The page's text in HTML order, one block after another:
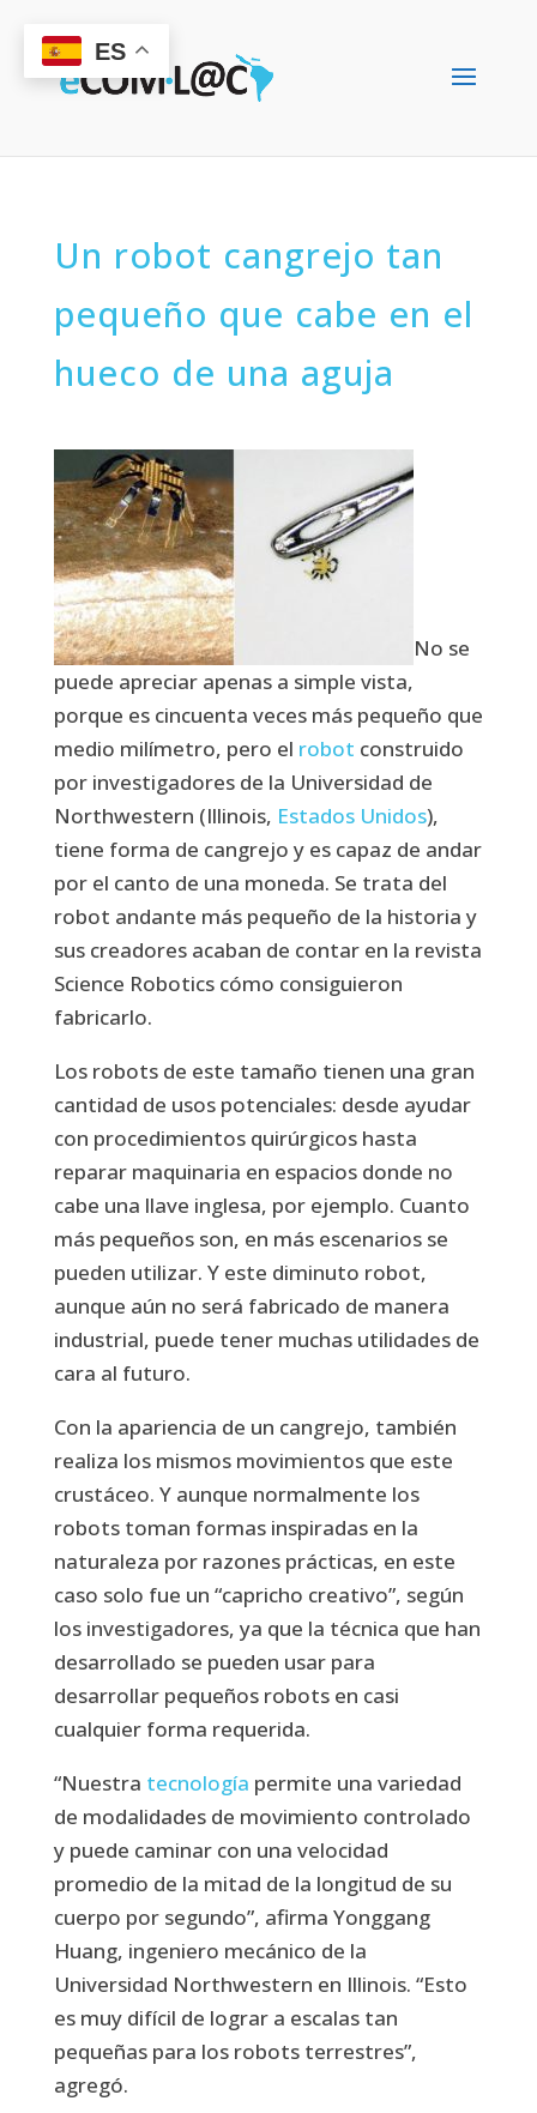
Un robot cangrejo tan
pequeño que cabe en el
hueco de una aguja
No se
puede apreciar apenas a simple vista,
porque es cincuenta veces más pequeño que
medio milímetro, pero el robot construido
por investigadores de la Universidad de
Northwestern (Illinois, Estados Unidos),
tiene forma de cangrejo y es capaz de andar
por el canto de una moneda. Se trata del
robot andante más pequeño de la historia y
sus creadores acaban de contar en la revista
Science Robotics cómo consiguieron
fabricarlo.
Los robots de este tamaño tienen una gran
cantidad de usos potenciales: desde ayudar
con procedimientos quirúrgicos hasta
reparar maquinaria en espacios donde no
cabe una llave inglesa, por ejemplo. Cuanto
más pequeños son, en más escenarios se
pueden utilizar. Y este diminuto robot,
aunque aún no será fabricado de manera
industrial, puede tener muchas utilidades de
cara al futuro.
Con la apariencia de un cangrejo, también
realiza los mismos movimientos que este
crustáceo. Y aunque normalmente los
robots toman formas inspiradas en la
naturaleza por razones prácticas, en este
caso solo fue un “capricho creativo”, según
los investigadores, ya que la técnica que han
desarrollado se pueden usar para
desarrollar pequeños robots en casi
cualquier forma requerida.
“Nuestra tecnología permite una variedad
de modalidades de movimiento controlado
y puede caminar con una velocidad
promedio de la mitad de la longitud de su
cuerpo por segundo”, afirma Yonggang
Huang, ingeniero mecánico de la
Universidad Northwestern en Illinois. “Esto
es muy difícil de lograr a escalas tan
pequeñas para los robots terrestres”,
agregó.
ES